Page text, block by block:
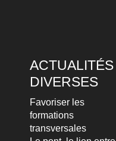
ACTUALITÉS
DIVERSES
Favoriser les
formations
transversales